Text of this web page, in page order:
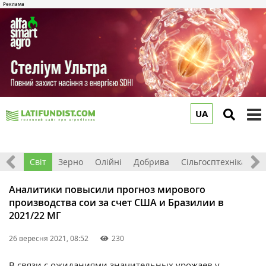
UA
Світ Зерно Олійні Добрива Сільгосптехніка
Аналитики повысили прогноз мирового
производства сои за счет США и Бразилии в
2021/22 МГ
26 вересня 2021, 08:52 230